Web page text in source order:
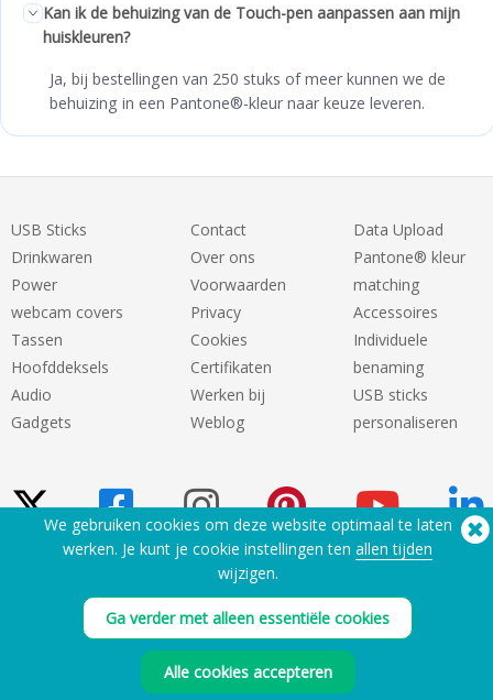
Kan ik de behuizing van de Touch-pen aanpassen aan mijn
huiskleuren?
Ja, bij bestellingen van 250 stuks of meer kunnen we de
behuizing in een Pantone®-kleur naar keuze leveren.
USB Sticks
Drinkwaren
Power
webcam covers
Tassen
Hoofddeksels
Audio
Gadgets
Contact
Over ons
Voorwaarden
Privacy
Cookies
Certifikaten
Werken bij
Weblog
Data Upload
Pantone® kleur
matching
Accessoires
Individuele
benaming
USB sticks
personaliseren
Hulp nodig? Telefoon:
Copyright © 2026 Flashbay
We gebruiken cookies om deze website optimaal te laten
werken. Je kunt je cookie instellingen ten allen tijden
wijzigen.
Ga verder met alleen essentiële cookies
Alle cookies accepteren